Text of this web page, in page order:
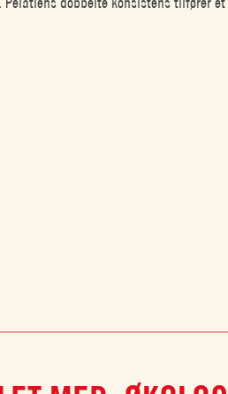
De delikate tomater fremhæver